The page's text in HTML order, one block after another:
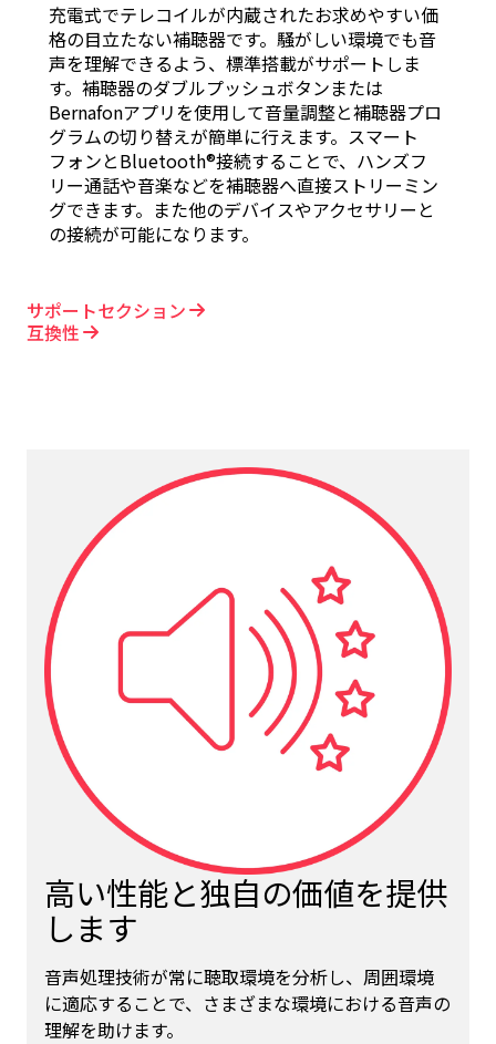
充電式でテレコイルが内蔵されたお求めやすい価
格の目立たない補聴器です。騒がしい環境でも音
声を理解できるよう、標準搭載がサポートしま
す。補聴器のダブルプッシュボタンまたは
Bernafonアプリを使用して音量調整と補聴器プロ
グラムの切り替えが簡単に行えます。スマート
フォンとBluetooth®接続することで、ハンズフ
リー通話や音楽などを補聴器へ直接ストリーミン
グできます。また他のデバイスやアクセサリーと
の接続が可能になります。
サポートセクション
互換性
高い性能と独自の価値を提供
します
音声処理技術が常に聴取環境を分析し、周囲環境
に適応することで、さまざまな環境における音声の
理解を助けます。